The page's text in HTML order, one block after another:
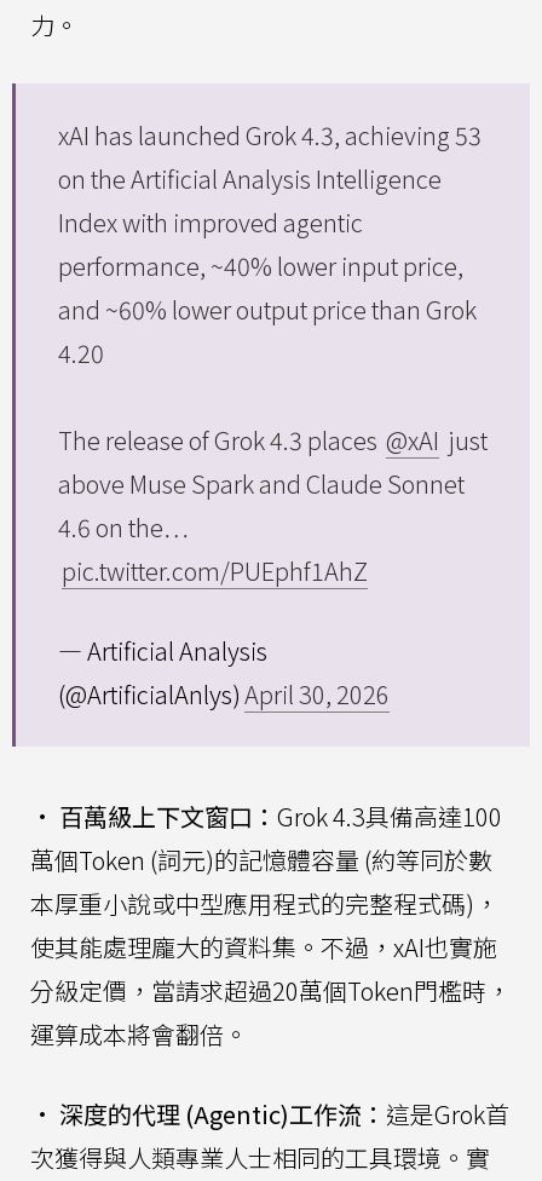
力。
xAI has launched Grok 4.3, achieving 53
on the Artificial Analysis Intelligence
Index with improved agentic
performance, ~40% lower input price,
and ~60% lower output price than Grok
4.20
The release of Grok 4.3 places @xAI just
above Muse Spark and Claude Sonnet
4.6 on the…
pic.twitter.com/PUEphf1AhZ
— Artificial Analysis
(@ArtificialAnlys)April 30, 2026
• 百萬級上下文窗口： Grok 4.3具備高達100
萬個Token (詞元)的記憶體容量 (約等同於數
本厚重小說或中型應用程式的完整程式碼)，
使其能處理龐大的資料集。不過，xAI也實施
分級定價，當請求超過20萬個Token門檻時，
運算成本將會翻倍。
• 深度的代理 (Agentic)工作流： 這是Grok首
次獲得與人類專業人士相同的工具環境。實